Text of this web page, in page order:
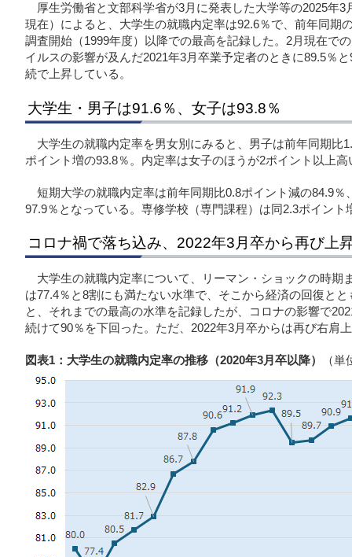
厚生労働省と文部科学省が3月に発表した大学等の2025年
現在）によると、大学生の就職内定率は92.6％で、前年同期
調査開始（1999年度）以降での最高を記録した。2月現在で
イルスの影響が及んだ2021年3月卒業予定者のときに89.5％
続で上昇している。
大学生・男子は91.6％、女子は93.8％
大学生の就職内定率を男女別にみると、男子は前年同期比
ポイント増の93.8％。内定率は女子のほうが2ポイント以上高
短期大学の就職内定率は前年同期比0.8ポイント減の84.9
97.9％となっている。専修学校（専門課程）は同2.3ポイント
コロナ禍で落ち込み、2022年3月卒から再び上
大学生の就職内定率について、リーマン・ショックの時期
は77.4％と8割にも満たない水準で、そこから経済の回復と
と、それまでの最高の水準を記録したが、コロナの影響で
続けて90％を下回った。ただ、2022年3月卒からは再び右肩
図表1：大学生の就職内定率の推移（2020年3月卒以降） （